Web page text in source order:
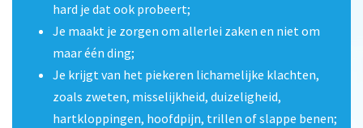
hard je dat ook probeert;
Je maakt je zorgen om allerlei zaken en niet om
maar één ding;
Je krijgt van het piekeren lichamelijke klachten,
zoals zweten, misselijkheid, duizeligheid,
hartkloppingen, hoofdpijn, trillen of slappe benen;